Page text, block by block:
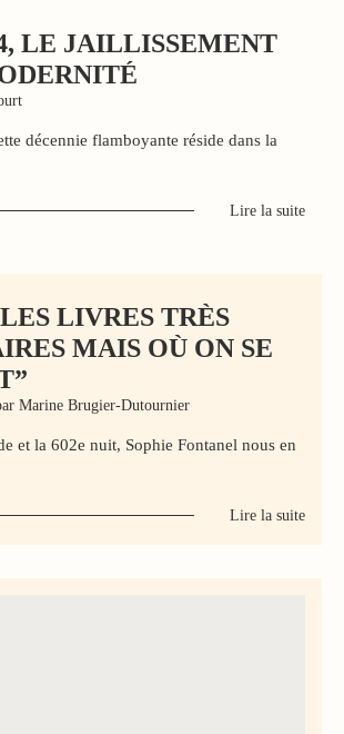
LE JAILLISSEMENT
décennie flamboyante réside dans la
Lire la suite
LIVRES TRÈS
MAIS OÙ ON SE
Marine Brugier-Dutournier
et la 602e nuit, Sophie Fontanel nous en
Lire la suite